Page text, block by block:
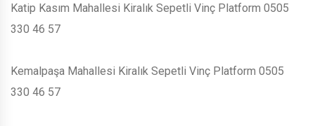
Katip Kasım Mahallesi Kiralık Sepetli Vinç Platform 0505
330 46 57
Kemalpaşa Mahallesi Kiralık Sepetli Vinç Platform 0505
330 46 57